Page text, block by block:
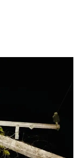
ಡಿಕ್ಕಿ ಹೊಡೆದ ಕಾರು: